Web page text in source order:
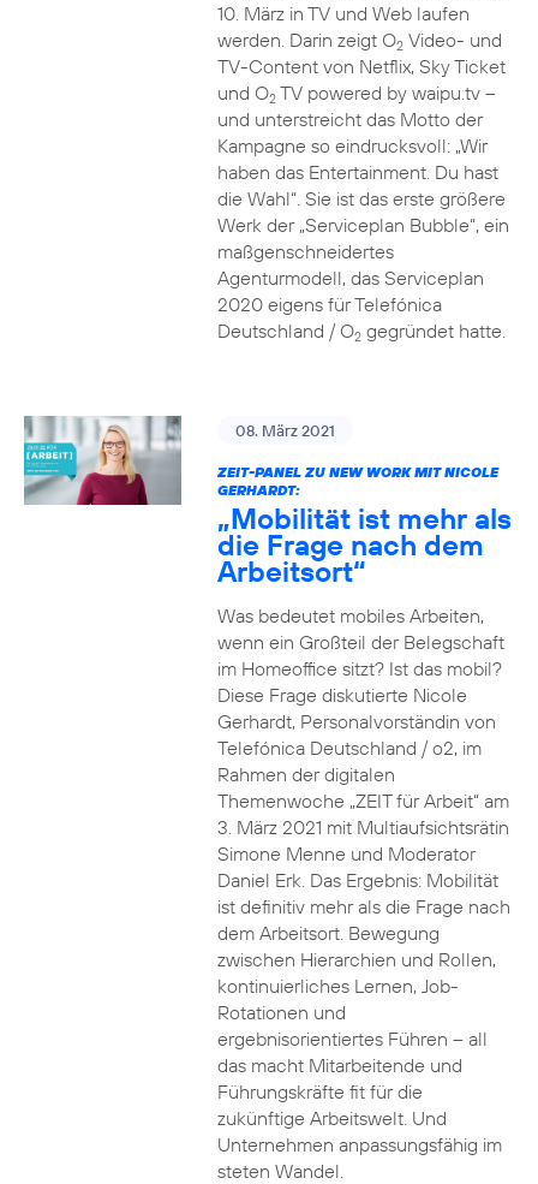
10. März in TV und Web laufen
werden. Darin zeigt O2Video- und
TV-Content von Netflix, Sky Ticket
und O2TV powered by waipu.tv –
und unterstreicht das Motto der
Kampagne so eindrucksvoll: „Wir
haben das Entertainment. Du hast
die Wahl“. Sie ist das erste größere
Werk der „Serviceplan Bubble“, ein
maßgenschneidertes
Agenturmodell, das Serviceplan
2020 eigens für Telefónica
Deutschland / O2gegründet hatte.
08. März 2021
ZEIT-PANEL ZU NEW WORK MIT NICOLE
GERHARDT:
„Mobilität ist mehr als
die Frage nach dem
Arbeitsort“
Was bedeutet mobiles Arbeiten,
wenn ein Großteil der Belegschaft
im Homeoffice sitzt? Ist das mobil?
Diese Frage diskutierte Nicole
Gerhardt, Personalvorständin von
Telefónica Deutschland / o2, im
Rahmen der digitalen
Themenwoche „ZEIT für Arbeit“ am
3. März 2021 mit Multiaufsichtsrätin
Simone Menne und Moderator
Daniel Erk. Das Ergebnis: Mobilität
ist definitiv mehr als die Frage nach
dem Arbeitsort. Bewegung
zwischen Hierarchien und Rollen,
kontinuierliches Lernen, Job-
Rotationen und
ergebnisorientiertes Führen – all
das macht Mitarbeitende und
Führungskräfte fit für die
zukünftige Arbeitswelt. Und
Unternehmen anpassungsfähig im
steten Wandel.